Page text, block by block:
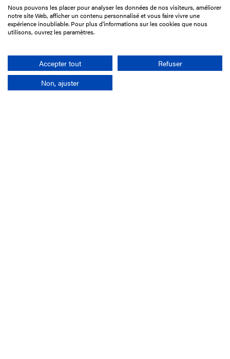
15 Boulevard de Douaumont
75017 Paris
01 49 10 20 29
Rechercher
Nous pouvons les placer pour analyser les données de nos visiteurs, améliorer
notre site Web, afficher un contenu personnalisé et vous faire vivre une
expérience inoubliable. Pour plus d'informations sur les cookies que nous
utilisons, ouvrez les paramètres.
Accepter tout
Refuser
Non, ajuster